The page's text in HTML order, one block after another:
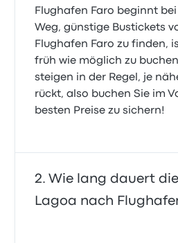
Flughafen Faro beginnt
Weg, günstige Bustickets
Flughafen Faro zu finden,
früh wie möglich zu
steigen in der Regel, je
rückt, also buchen Sie im
besten Preise zu sichern!
Wie lang dauert
Lagoa nach